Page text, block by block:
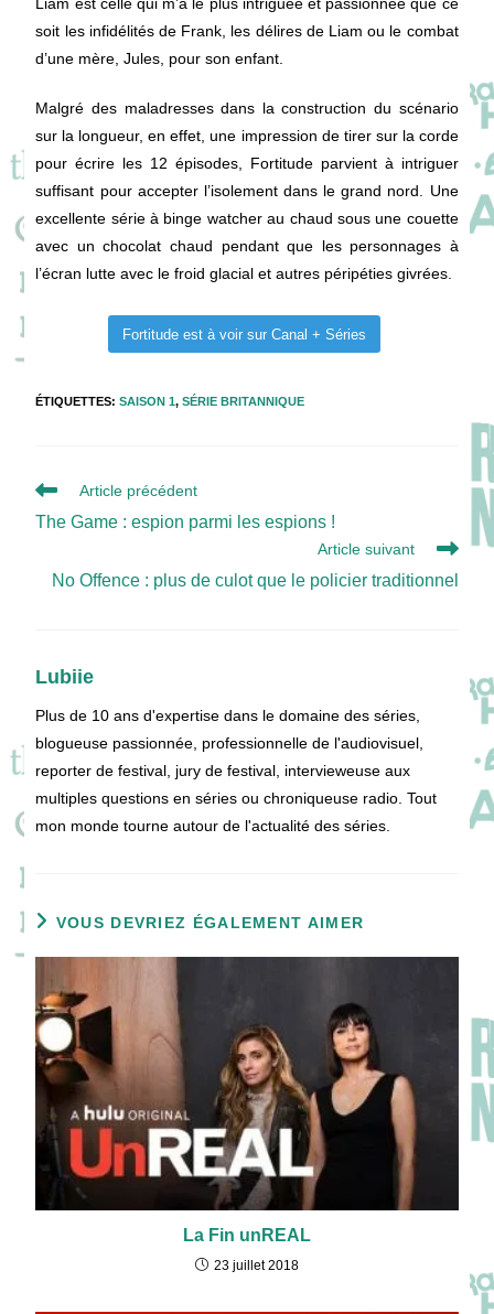
soit les infidélités de Frank, les délires de Liam ou le combat
d’une mère, Jules, pour son enfant.
Malgré des maladresses dans la construction du scénario
sur la longueur, en effet, une impression de tirer sur la corde
pour écrire les 12 épisodes, Fortitude parvient à intriguer
suffisant pour accepter l’isolement dans le grand nord. Une
excellente série à binge watcher au chaud sous une couette
avec un chocolat chaud pendant que les personnages à
l’écran lutte avec le froid glacial et autres péripéties givrées.
Fortitude est à voir sur Canal + Séries
ÉTIQUETTES:SAISON 1, SÉRIE BRITANNIQUE
Read
articles
Article précédent
The Game : espion parmi les espions !
Article suivant
No Offence : plus de culot que le policier traditionnel
Lubiie
Plus de 10 ans d'expertise dans le domaine des séries,
blogueuse passionnée, professionnelle de l'audiovisuel,
reporter de festival, jury de festival, intervieweuse aux
multiples questions en séries ou chroniqueuse radio. Tout
mon monde tourne autour de l'actualité des séries.
VOUS DEVRIEZ ÉGALEMENT AIMER
La Fin unREAL
23 juillet 2018